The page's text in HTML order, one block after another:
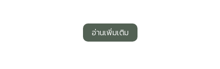
อ่านเพิ่มเติม